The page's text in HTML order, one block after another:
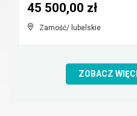
Zamość/ lubelskie
45 500,00 zł
ZOBACZ